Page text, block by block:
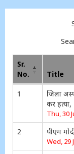
Sr.
No.
Title
1
जिला
कर हत्या,
Thu, 30
2 पीएम
Wed, 29